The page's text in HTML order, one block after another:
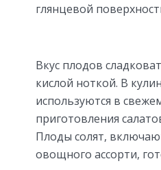
глянцевой
Вкус плодов
кислой ноткой. В
используются в
приготовления
Плоды солят,
овощного ассорти,